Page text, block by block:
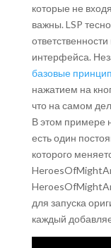
которые не
важны. LSP
интерфейса.
базовые
нажатием на
что на самом
В этом примере
есть один
которого
для запуска
каждый